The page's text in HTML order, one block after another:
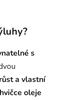
s
a vlastní
oleje